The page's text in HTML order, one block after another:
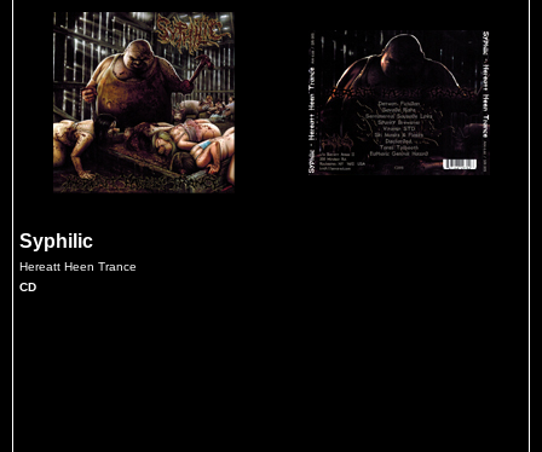
Syphilic
Hereatt Heen Trance
CD